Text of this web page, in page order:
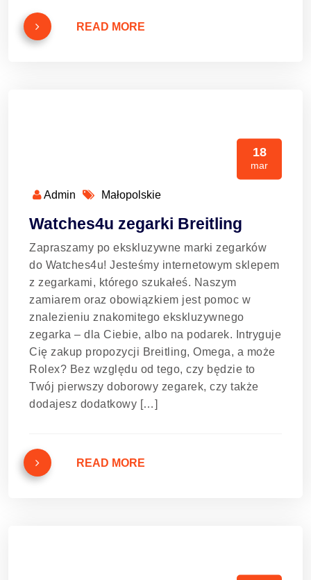
READ MORE
18
mar
Admin Małopolskie
Watches4u zegarki Breitling
Zapraszamy po ekskluzywne marki zegarków
do Watches4u! Jesteśmy internetowym sklepem
z zegarkami, którego szukałeś. Naszym
zamiarem oraz obowiązkiem jest pomoc w
znalezieniu znakomitego ekskluzywnego
zegarka – dla Ciebie, albo na podarek. Intryguje
Cię zakup propozycji Breitling, Omega, a może
Rolex? Bez względu od tego, czy będzie to
Twój pierwszy doborowy zegarek, czy także
dodajesz dodatkowy […]
READ MORE